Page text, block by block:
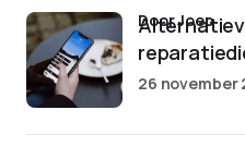
door Joep
26 november